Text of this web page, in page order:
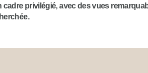
privilégié, avec des vues